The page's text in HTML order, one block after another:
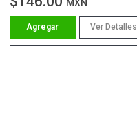
MXN
Ver Detalles